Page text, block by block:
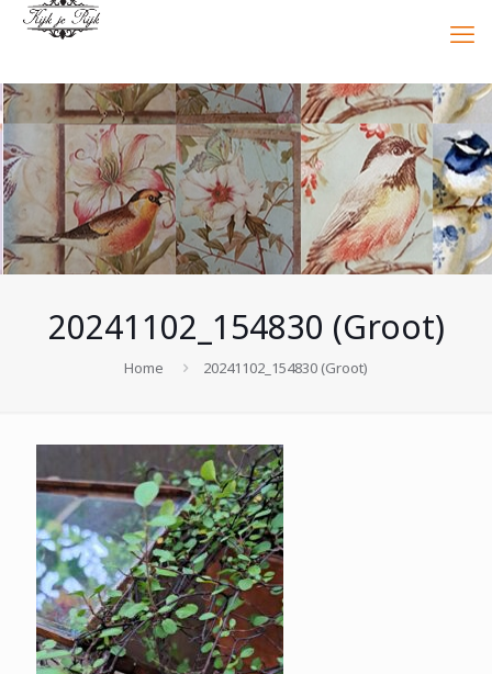
20241102_154830 (Groot)
Home 20241102_154830 (Groot)